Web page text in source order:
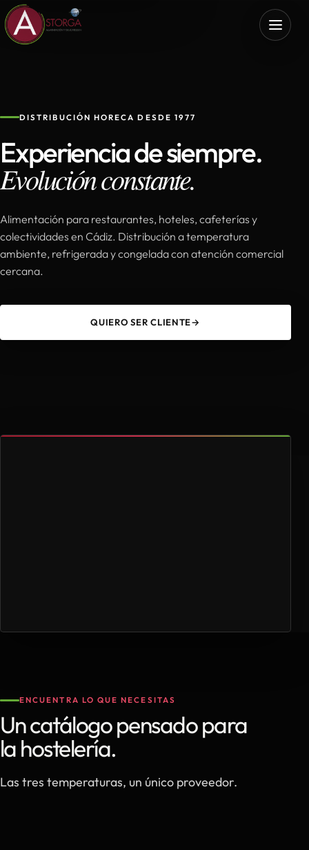
DISTRIBUCIÓN HORECA DESDE 1977
Experiencia de siempre.
Evolución constante.
Alimentación para restaurantes, hoteles, cafeterías y
colectividades en Cádiz. Distribución a temperatura
ambiente, refrigerada y congelada con atención comercial
cercana.
QUIERO SER CLIENTE→
ENCUENTRA LO QUE NECESITAS
Un catálogo pensado para
la hostelería.
Las tres temperaturas, un único proveedor.